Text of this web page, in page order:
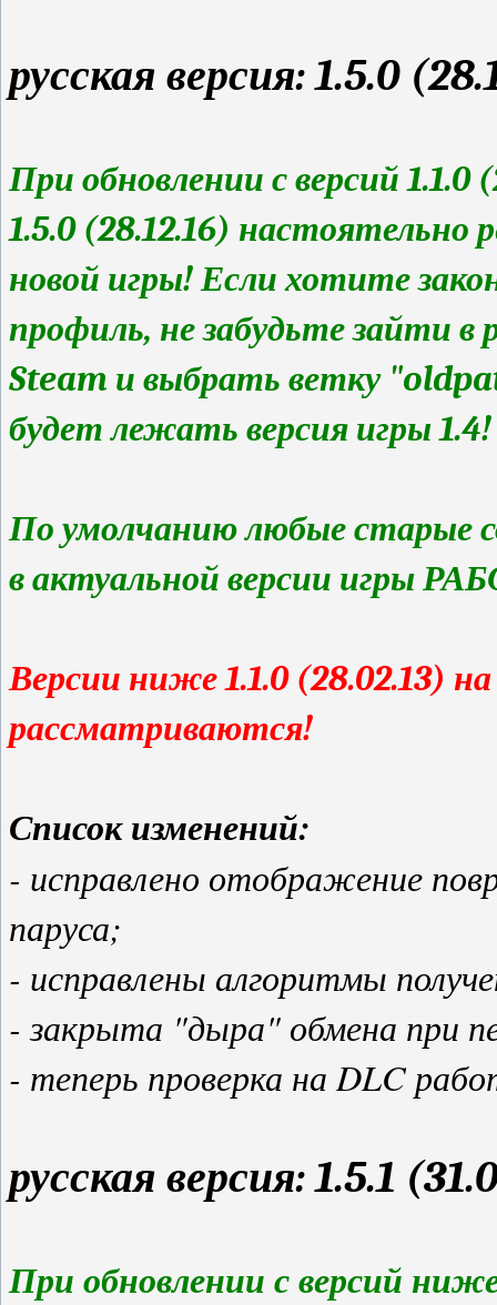
русская версия: 1.5.0
При обновлении с версий 1.1.0
1.5.0 (28.12.16) настоятельно
новой игры! Если хотите
профиль, не забудьте зайти
Steam и выбрать ветку
будет лежать версия игры 1.4!
По умолчанию любые старые
в актуальной версии игры
Версии ниже 1.1.0 (28.02.13)
рассматриваются!
Список изменений:
- исправлено отображение
паруса;
- исправлены алгоритмы
- закрыта "дыра" обмена при
- теперь проверка на DLC
русская версия: 1.5.1
При обновлении с версий